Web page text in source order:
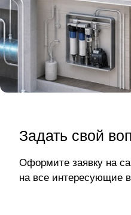
Задать свой
Оформите заявку на
на все интересующие